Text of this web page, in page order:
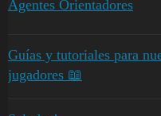
Agentes Orientadores
Guías y tutoriales para
jugadores 📖